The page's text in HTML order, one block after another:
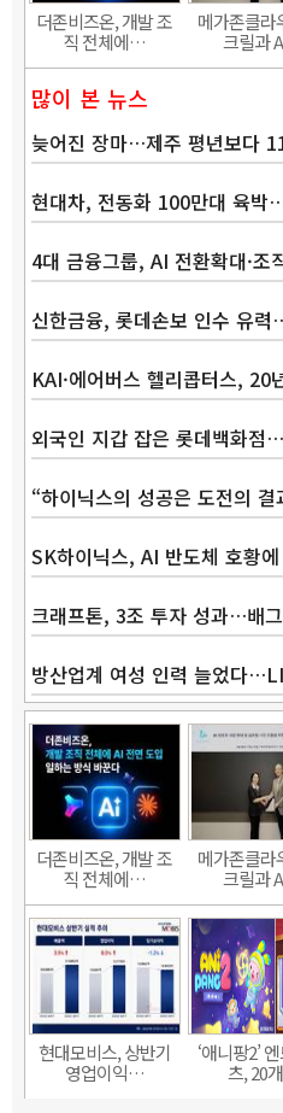
더존비즈온, 개발 조
직 전체에…
메가존클라
크릴과
많이 본 뉴스
늦어진 장마…제주 평년보다
현대차, 전동화 100만대 육
4대 금융그룹, AI 전환확대·
신한금융, 롯데손보 인수 유
KAI·에어버스 헬리콥터스,
외국인 지갑 잡은 롯데백화
“하이닉스의 성공은 도전의
SK하이닉스, AI 반도체 호황
크래프톤, 3조 투자 성과…배
방산업계 여성 인력 늘었다
더존비즈온, 개발 조
직 전체에…
메가존클라
크릴과
현대모비스, 상반기
영업이익…
‘애니팡2’
츠, 20